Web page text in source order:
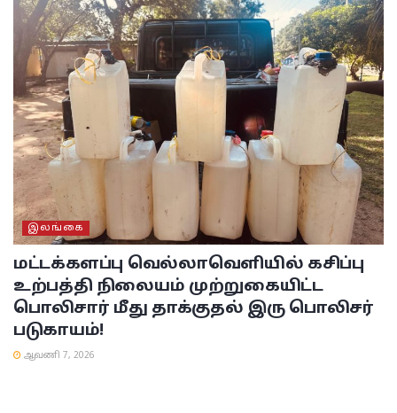
இலங்கை
மட்டக்களப்பு வெல்லாவெளியில் கசிப்பு
உற்பத்தி நிலையம் முற்றுகையிட்ட
பொலிசார் மீது தாக்குதல் இரு பொலிசர்
படுகாயம்!
ஆவணி 7, 2026